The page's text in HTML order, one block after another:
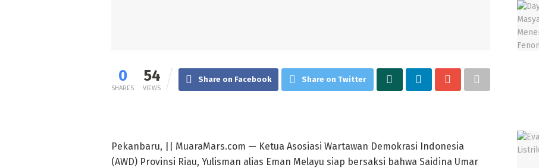
0
SHARES
54
VIEWS
Share on Facebook Share on Twitter
Pekanbaru, || MuaraMars.com — Ketua Asosiasi Wartawan Demokrasi Indonesia
(AWD) Provinsi Riau, Yulisman alias Eman Melayu siap bersaksi bahwa Saidina Umar